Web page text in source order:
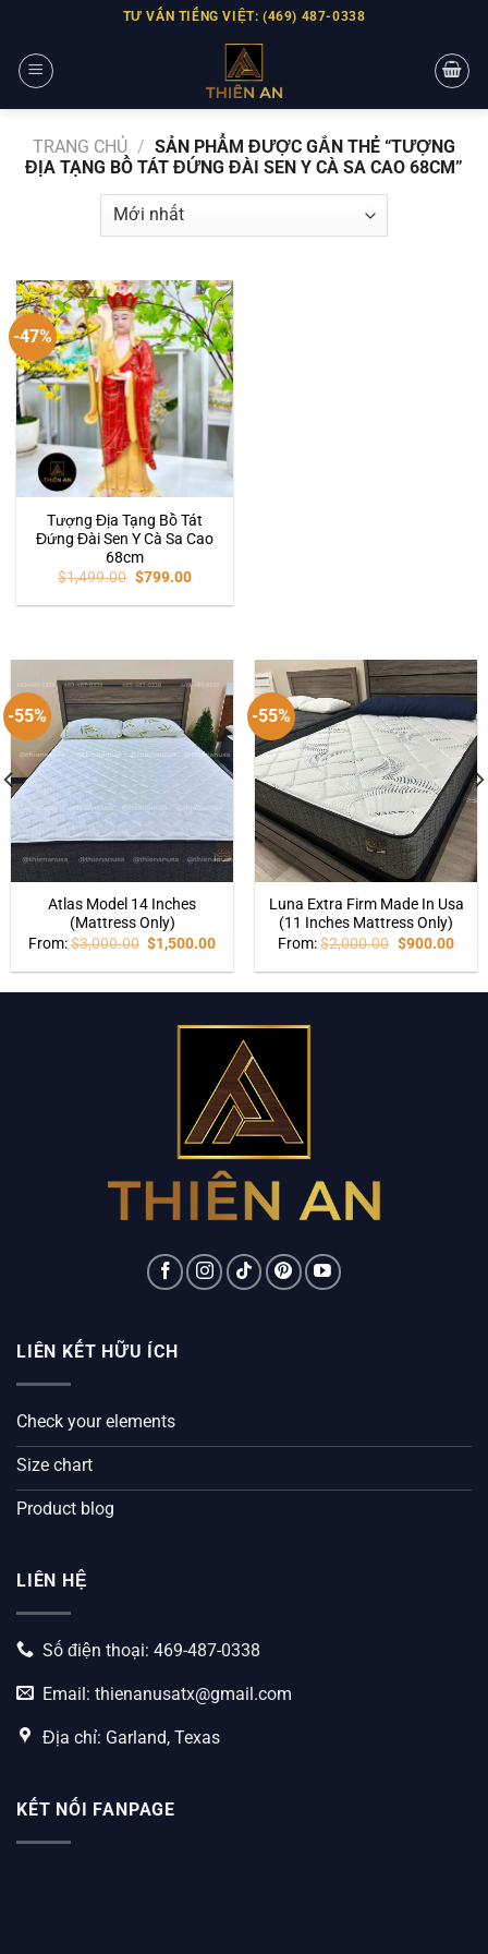
content
TƯ VẤN TIẾNG VIỆT: (469) 487-0338
TRANG CHỦ / SẢN PHẨM ĐƯỢC GẮN THẺ “TƯỢNG
ĐỊA TẠNG BỒ TÁT ĐỨNG ĐÀI SEN Y CÀ SA CAO 68CM”
-47%
Tượng Địa Tạng Bồ Tát
Đứng Đài Sen Y Cà Sa Cao
68cm
$1,499.00 $799.00
-55%
Atlas Model 14 Inches
(Mattress Only)
From:$3,000.00 $1,500.00
-55%
Luna Extra Firm Made In Usa
(11 Inches Mattress Only)
From: $2,000.00 $900.00
LIÊN KẾT HỮU ÍCH
Check your elements
Size chart
Product blog
LIÊN HỆ
Số điện thoại: 469-487-0338
Email: thienanusatx@gmail.com
Địa chỉ: Garland, Texas
KẾT NỐI FANPAGE